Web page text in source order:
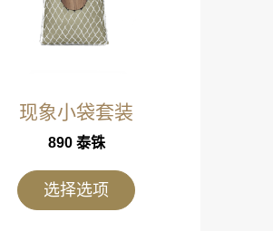
现象小袋套装
890 泰铢
选择选项